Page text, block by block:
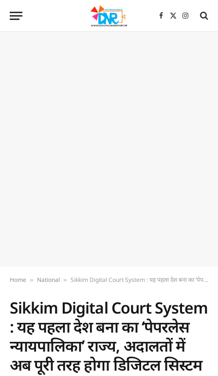
Facebook
X
Home » National » Sikkim Digital Court System : यह पहला देश बना का ‘पेपरलेस न्यायपालिका’ राज्य, अदालतों में अब पूरी तरह होगा डिजिटल सिस्टम
Sikkim Digital Court System
: यह पहला देश बना का ‘पेपरलेस
न्यायपालिका’ राज्य, अदालतों में
अब पूरी तरह होगा डिजिटल सिस्टम